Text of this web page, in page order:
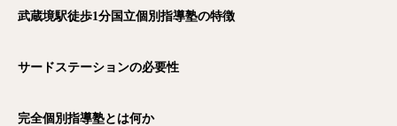
武蔵境駅徒歩1分国立個別指導塾の特徴
サードステーションの必要性
完全個別指導塾とは何か